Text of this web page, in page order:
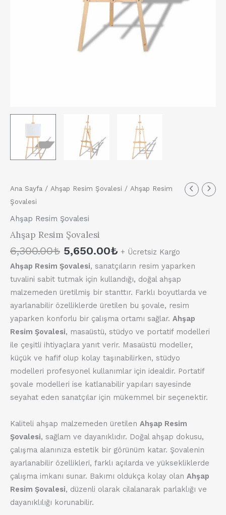
Ana Sayfa / Ahşap Resim Şovalesi / Ahşap Resim
Şovalesi
Ahşap Resim Şovalesi
Ahşap Resim Şovalesi
6,300.00₺
Orijinal
6,300.00₺.
5,650.00₺
Şu
+ Ücretsiz Kargo
Ahşap Resim Şovalesi, sanatçıların resim yaparken
tuvalini sabit tutmak için kullandığı, doğal ahşap
malzemeden üretilmiş bir stanttır. Farklı boyutlarda ve
ayarlanabilir özelliklerde üretilen bu şovale, resim
yaparken konforlu bir çalışma ortamı sağlar. Ahşap
Resim Şovalesi, masaüstü, stüdyo ve portatif modelleri
ile çeşitli ihtiyaçlara yanıt verir. Masaüstü modeller,
küçük ve hafif olup kolay taşınabilirken, stüdyo
modelleri profesyonel kullanımlar için idealdir. Portatif
şovale modelleri ise katlanabilir yapıları sayesinde
seyahat eden sanatçılar için mükemmel bir seçenektir.
Kaliteli ahşap malzemeden üretilen Ahşap Resim
Şovalesi, sağlam ve dayanıklıdır. Doğal ahşap dokusu,
çalışma alanınıza estetik bir görünüm katar. Şovalenin
ayarlanabilir özellikleri, farklı açılarda ve yüksekliklerde
çalışma imkanı sunar. Bakımı oldukça kolay olan Ahşap
Resim Şovalesi, düzenli olarak cilalanarak parlaklığı ve
dayanıklılığı korunabilir.